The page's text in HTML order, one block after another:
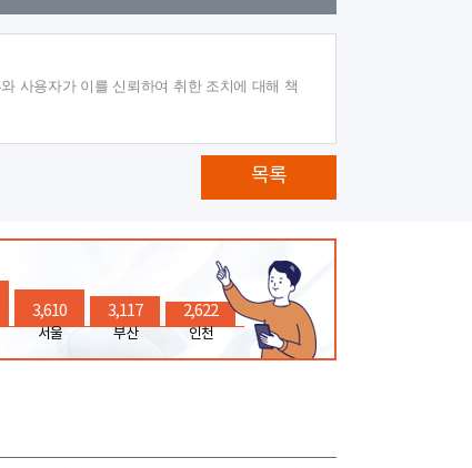
사용자가 이를 신뢰하여 취한 조치에 대해 책
목록
3,610
서울
3,117
부산
2,622
인천